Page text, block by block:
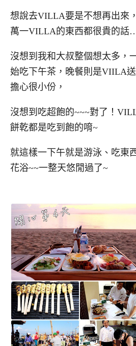
想說去VILLA要是不想再出來
萬一VILLA的東西都很貴的話
沒想到我和大叔整個想太多，
始吃下午茶，晚餐則是VIILA
擔心很小份，
沒想到吃超飽的~~~對了！
餅乾都是吃到飽的唷~
就這樣一下午就是游泳、吃東
花浴~~一整天悠閒過了~